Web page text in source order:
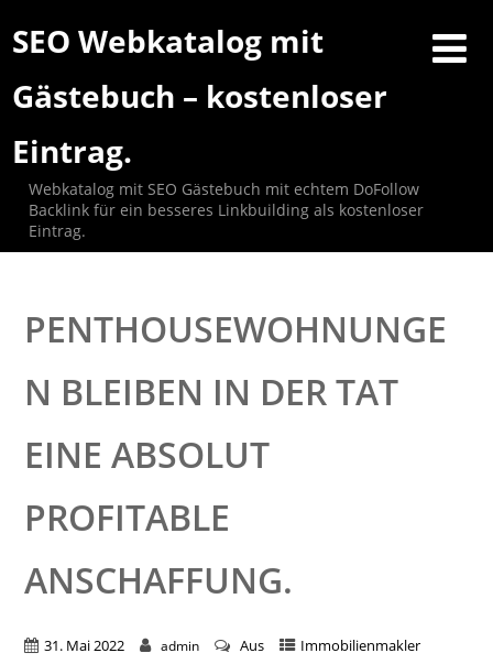
SEO Webkatalog mit
Gästebuch – kostenloser
Eintrag.
Webkatalog mit SEO Gästebuch mit echtem DoFollow
Backlink für ein besseres Linkbuilding als kostenloser
Eintrag.
PENTHOUSEWOHNUNGE
N BLEIBEN IN DER TAT
EINE ABSOLUT
PROFITABLE
ANSCHAFFUNG.
31. Mai 2022 admin Aus Immobilienmakler